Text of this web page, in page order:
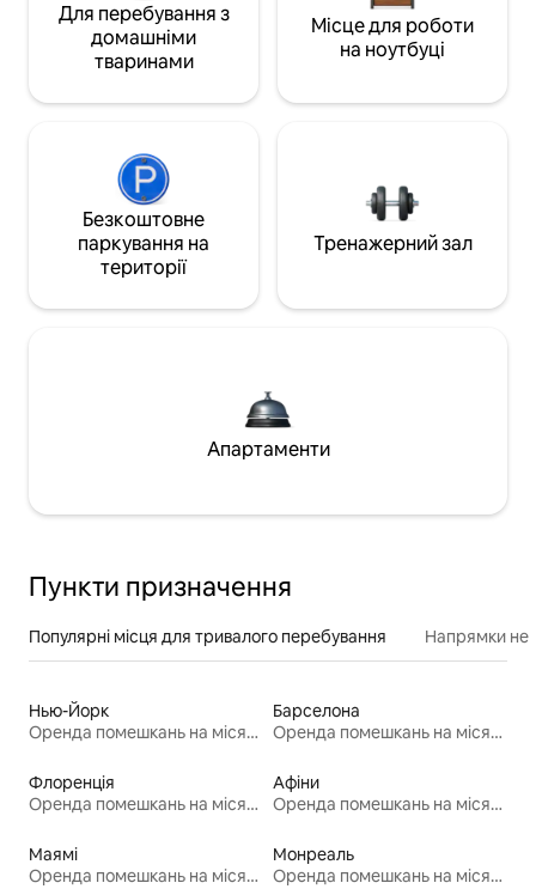
Для перебування з
домашніми
тваринами
Місце для роботи
на ноутбуці
Безкоштовне
паркування на
території
Тренажерний зал
Апартаменти
Пункти призначення
Популярні місця для тривалого перебування Напрямки
Нью-Йорк
Оренда помешкань на місяць
Барселона
Оренда помешкань на місяць
Флоренція
Оренда помешкань на місяць
Афіни
Оренда помешкань на місяць
Маямі
Оренда помешкань на місяць
Монреаль
Оренда помешкань на місяць